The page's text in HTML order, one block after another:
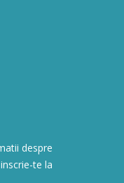
despre
te la